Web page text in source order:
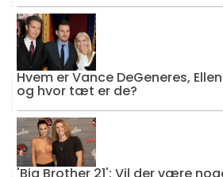
Hvem er Vance DeGeneres,
og hvor tæt er de?